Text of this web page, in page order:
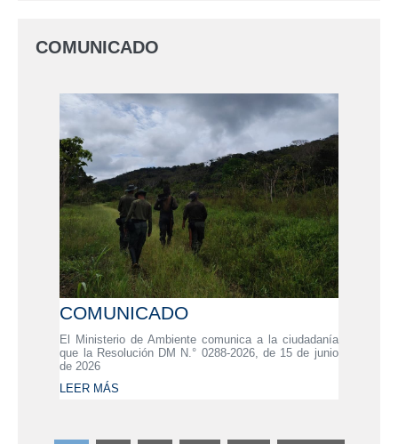
COMUNICADO
COMUNICADO
El Ministerio de Ambiente comunica a la ciudadanía
que la Resolución DM N.° 0288-2026, de 15 de junio
de 2026
LEER MÁS